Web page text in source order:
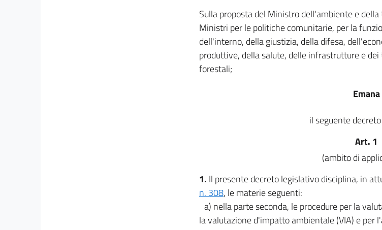
Sulla proposta del Ministro dell'ambiente e
Ministri per le politiche comunitarie, per la
dell'interno, della giustizia, della difesa,
produttive, della salute, delle infrastrutture e
forestali;
Emana
il seguente
Art. 1
(ambito di
1. Il presente decreto legislativo disciplina, in
n. 308, le materie seguenti:
a) nella parte seconda, le procedure per la
la valutazione d'impatto ambientale (VIA) e